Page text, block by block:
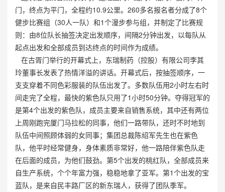
门，终点为平门，全程约10.9公里。260多名报名者分成了8个
健步比赛组（30人一队）和1个漫步参与组，并制定了比赛规
则：由8位队长抽签决定出发顺序，间隔2分钟出发，以每队从
起点出发和全部成员到达终点的时间作为成绩。
在古胥门举行的开幕式上，东瑞制药（控股）有限公司李其
玲董事长发表了热情洋溢的讲话。开幕式后，按抽签顺序，一
支支穿着不同色彩服装的队伍出发了。多数队伍用2小时左右时
间走完了全程，最快的紫色队只用了1小时50分钟。夺得冠军的
是第4个出发的紫色队，成员主要来自销售系统，其中还有两位
上周刚跑完厦门马拉松的同事，他们一路带队，还时不时地到
队伍中间照顾体弱的女同事；集团总裁陈绍军先生也在紫色
队，他平时经常健身，身体素质非常好，他一路陪伴紫色队走
在后面的成员，为他们鼓劲。第5个出发的桃红队，全部成员来
自生产系统，个个年富力强，稳稳地拿了亚军。第1个出发的宝
蓝队，是来自民丰路厂区的新东瑞人，获得了团队季军。